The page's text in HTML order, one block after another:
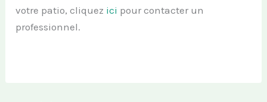
votre patio, cliquez ici pour contacter un
professionnel.